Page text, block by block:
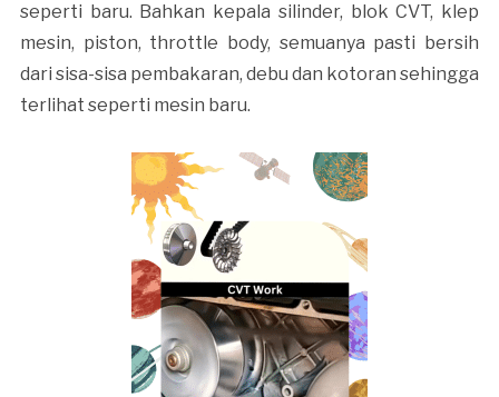
seperti baru. Bahkan kepala silinder, blok CVT, klep
mesin, piston, throttle body, semuanya pasti bersih
dari sisa-sisa pembakaran, debu dan kotoran sehingga
terlihat seperti mesin baru.